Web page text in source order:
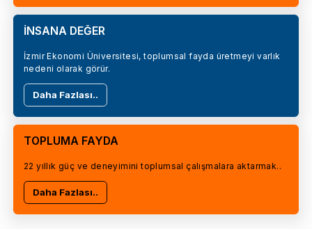
İNSANA DEĞER
İzmir Ekonomi Üniversitesi, toplumsal fayda üretmeyi varlık
nedeni olarak görür.
Daha Fazlası..
TOPLUMA FAYDA
22 yıllık güç ve deneyimini toplumsal çalışmalara aktarmak..
Daha Fazlası..